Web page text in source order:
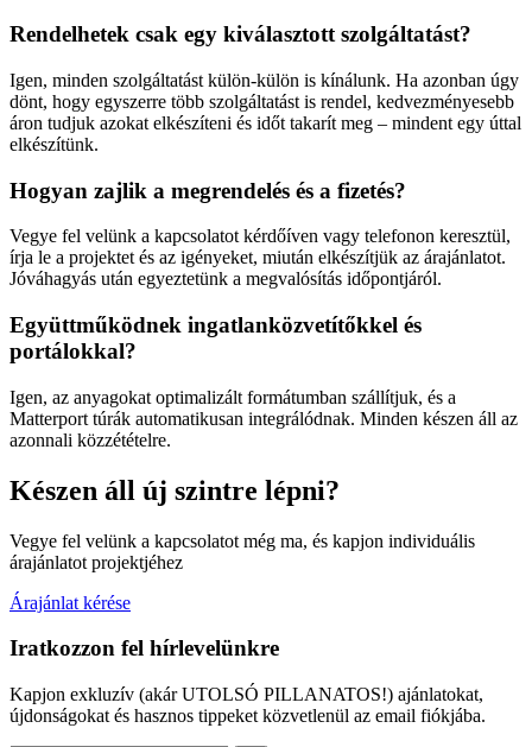
Rendelhetek csak egy kiválasztott szolgáltatást?
Igen, minden szolgáltatást külön-külön is kínálunk. Ha azonban úgy
dönt, hogy egyszerre több szolgáltatást is rendel, kedvezményesebb
áron tudjuk azokat elkészíteni és időt takarít meg – mindent egy úttal
elkészítünk.
Hogyan zajlik a megrendelés és a fizetés?
Vegye fel velünk a kapcsolatot kérdőíven vagy telefonon keresztül,
írja le a projektet és az igényeket, miután elkészítjük az árajánlatot.
Jóváhagyás után egyeztetünk a megvalósítás időpontjáról.
Együttműködnek ingatlanközvetítőkkel és
portálokkal?
Igen, az anyagokat optimalizált formátumban szállítjuk, és a
Matterport túrák automatikusan integrálódnak. Minden készen áll az
azonnali közzétételre.
Készen áll új szintre lépni?
Vegye fel velünk a kapcsolatot még ma, és kapjon individuális
árajánlatot projektjéhez
Árajánlat kérése
Iratkozzon fel hírlevelünkre
Kapjon exkluzív (akár UTOLSÓ PILLANATOS!) ajánlatokat,
újdonságokat és hasznos tippeket közvetlenül az email fiókjába.